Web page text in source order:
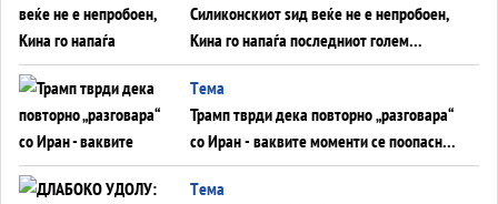
Силиконскиот ѕид веќе не е непробоен,
Кина го напаѓа последниот голем
монопол на Западот?
Tема
Трамп тврди дека повторно „разговара“
со Иран - ваквите моменти се поопасни
од отворените закани
Tема